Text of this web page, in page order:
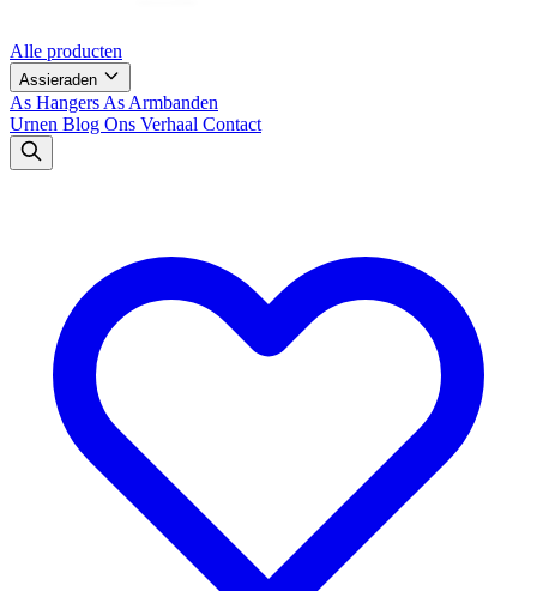
Alle producten
Assieraden
As Hangers As Armbanden
Urnen Blog Ons Verhaal Contact